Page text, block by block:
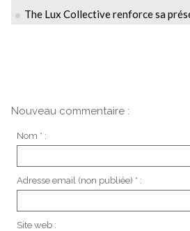
The Lux Collective renforce sa
Nouveau commentaire :
Nom * :
Adresse email (non publiée) * :
Site web :